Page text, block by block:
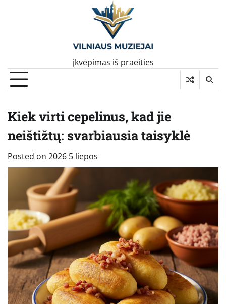
įkvėpimas iš praeities
Kiek virti cepelinus, kad jie
neištižtų: svarbiausia taisyklė
Posted on 2026 5 liepos